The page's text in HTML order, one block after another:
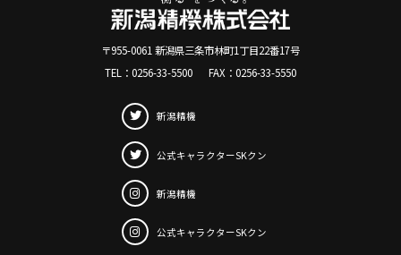
〒955-0061 新潟県三条市林町1丁目22番17号
TEL：0256-33-5500 FAX： 0256-33-5550
新潟精機
公式キャラクターSKクン
新潟精機
公式キャラクターSKクン